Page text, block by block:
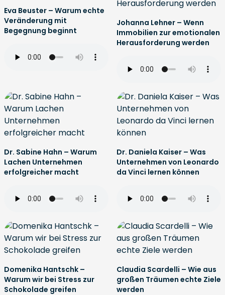
Eva Beuster – Warum echte
Veränderung mit
Begegnung beginnt
Johanna Lehner – Wenn
Immobilien zur emotionalen
Herausforderung werden
Dr. Sabine Hahn – Warum
Lachen Unternehmen
erfolgreicher macht
Dr. Daniela Kaiser – Was
Unternehmen von Leonardo
da Vinci lernen können
Domenika Hantschk –
Warum wir bei Stress zur
Schokolade greifen
Claudia Scardelli – Wie aus
großen Träumen echte Ziele
werden